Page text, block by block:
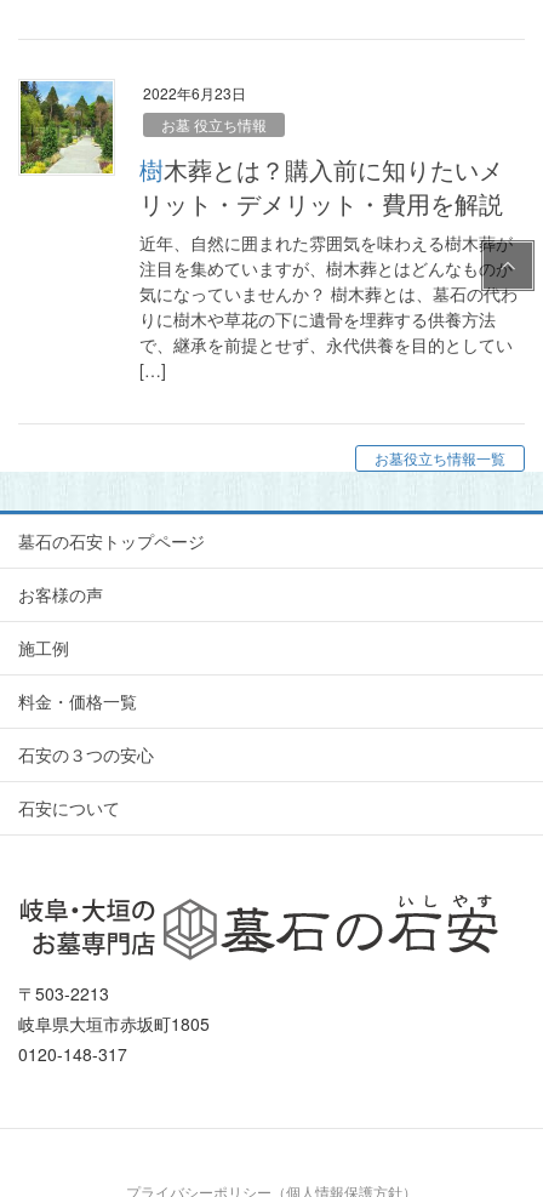
2022年6月23日
お墓 役立ち情報
樹木葬とは？購入前に知りたいメ
リット・デメリット・費用を解説
近年、自然に囲まれた雰囲気を味わえる樹木葬が
注目を集めていますが、樹木葬とはどんなものか
気になっていませんか？ 樹木葬とは、墓石の代わ
りに樹木や草花の下に遺骨を埋葬する供養方法
で、継承を前提とせず、永代供養を目的としてい
[…]
お墓役立ち情報一覧
墓石の石安トップページ
お客様の声
施工例
料金・価格一覧
石安の３つの安心
石安について
〒503-2213
岐阜県大垣市赤坂町1805
0120-148-317
プライバシーポリシー（個人情報保護方針）
PAG
E
TOP